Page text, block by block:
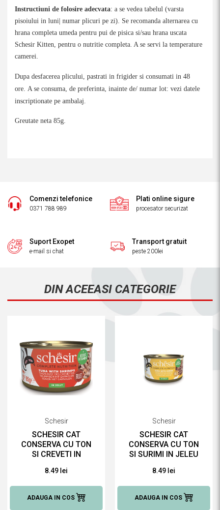
Instructiuni de folosire adecvata: a se vedea tabelul (varsta
pisoiului in luni| numar plicuri pe zi). Se recomanda alternarea cu
hrana completa umeda pentru pui de pisica si/sau hrana uscata
Schesir Kitten, pentru o nutritie completa. A se servi la temperature
camerei.
Dupa desfacerea plicului, pastrati in frigider si consumati in 48
ore. A se consuma, de preferinta, inainte de/ numar lot: vezi datele
inscriptionate pe ambalaj.
Greutate neta 85g.
Comenzi telefonice
0371 788 989
Plati online sigure
procesator securizat
Suport Exopet
e-mail si chat
Transport gratuit
peste 200lei
DIN ACEEASI CATEGORIE
Schesir
SCHESIR CAT
CONSERVA CU TON
SI CREVETI IN
UMEDĂ PENTRU
PISICI
8.49 lei
ADAUGA IN COS
Schesir
SCHESIR CAT
CONSERVA CU TON
SI SURIMI IN JELEU
UMEDĂ PENTRU
PISICI
8.49 lei
ADAUGA IN COS